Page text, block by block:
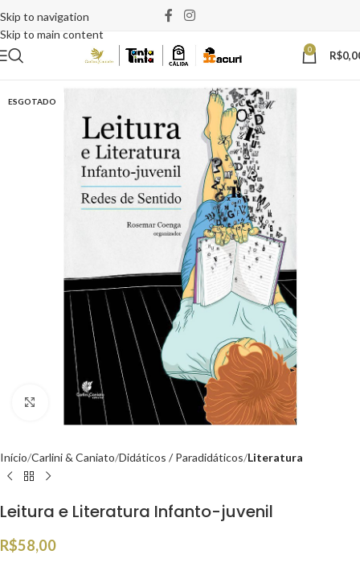
Skip to navigation
Skip to main content
0 R$
ESGOTADO
Clique para ampliar
Início Carlini & Caniato Didáticos / Paradidáticos Literatura
Leitura e Literatura Infanto-juvenil
R$58,00